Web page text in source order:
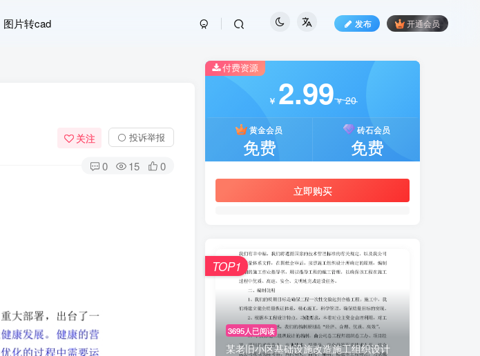
图片转cad 发布 开通会员
关注 ⚪ 投诉举报
0 15 0
付费资源
￥ 2.99￥20
黄金会员
免费
砖石会员
免费
立即购买
3695人已阅读
某老旧小区基础设施改造施工组织设计
TOP1